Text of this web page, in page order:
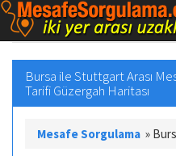
Bursa ile Stuttgart Arası
Tarifi Güzergah Haritası
Mesafe Sorgulama »